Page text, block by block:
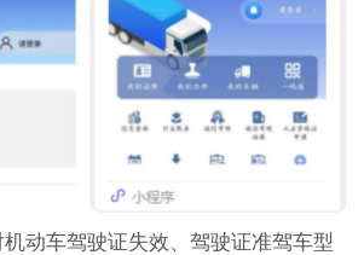
动车驾驶证失效、驾驶证准驾车型